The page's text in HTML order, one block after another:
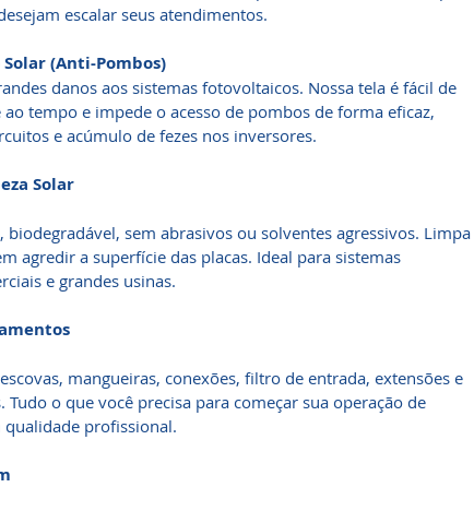
escalar seus atendimentos.
(Anti-Pombos)
danos aos sistemas fotovoltaicos. Nossa tela é fácil de
tempo e impede o acesso de pombos de forma eficaz,
e acúmulo de fezes nos inversores.
Solar
biodegradável, sem abrasivos ou solventes agressivos. Limpa
agredir a superfície das placas. Ideal para sistemas
e grandes usinas.
mangueiras, conexões, filtro de entrada, extensões e
Tudo o que você precisa para começar sua operação de
profissional.